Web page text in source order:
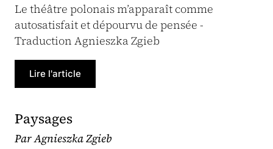
Le théâtre polonais m’apparaît comme
autosatisfait et dépourvu de pensée -
Traduction Agnieszka Zgieb
Lire l'article
Paysages
Par Agnieszka Zgieb